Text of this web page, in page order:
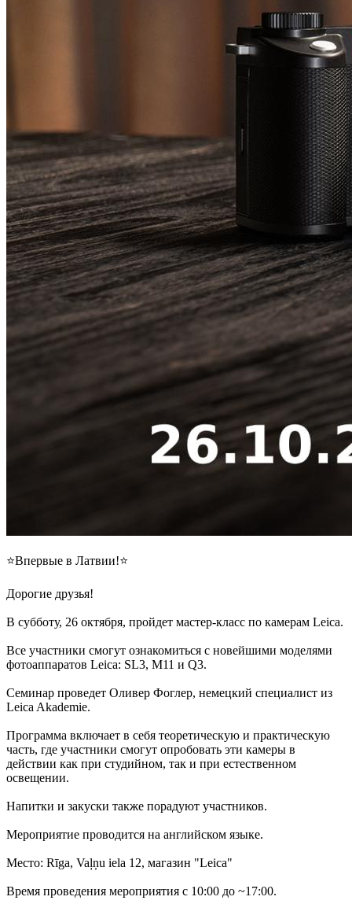
⭐️Впервые в Латвии!⭐️
Дорогие друзья!
В субботу, 26 октября, пройдет мастер-класс по камерам Leica.
Все участники смогут ознакомиться с новейшими моделями
фотоаппаратов Leica: SL3, M11 и Q3.
Семинар проведет Оливер Фоглер, немецкий специалист из
Leica Akademie.
Программа включает в себя теоретическую и практическую
часть, где участники смогут опробовать эти камеры в
действии как при студийном, так и при естественном
освещении.
Напитки и закуски также порадуют участников.
Мероприятие проводится на английском языке.
Место: Rīga, Vaļņu iela 12, магазин "Leica"
Время проведения мероприятия с 10:00 до ~17:00.